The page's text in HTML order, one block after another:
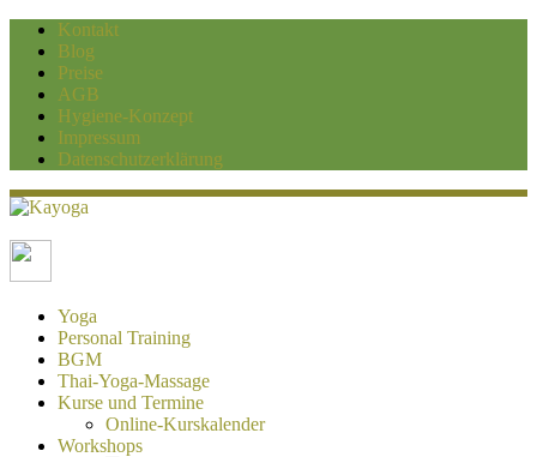
Kontakt
Blog
Preise
AGB
Hygiene-Konzept
Impressum
Datenschutzerklärung
Kayoga
Yoga und Personaltraining Duisburg
Yoga
Personal Training
BGM
Thai-Yoga-Massage
Kurse und Termine
Online-Kurskalender
Workshops